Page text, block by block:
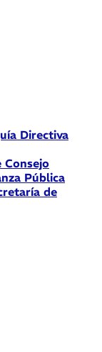
Directiva
Consejo
Pública
de